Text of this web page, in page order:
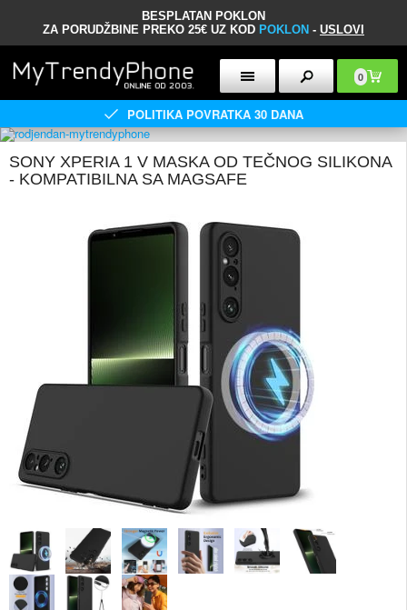
BESPLATAN POKLON
ZA PORUDŽBINE PREKO 25€ UZ KOD POKLON - USLOVI
0
POLITIKA POVRATKA 30 DANA
SONY XPERIA 1 V MASKA OD TEČNOG SILIKONA
- KOMPATIBILNA SA MAGSAFE